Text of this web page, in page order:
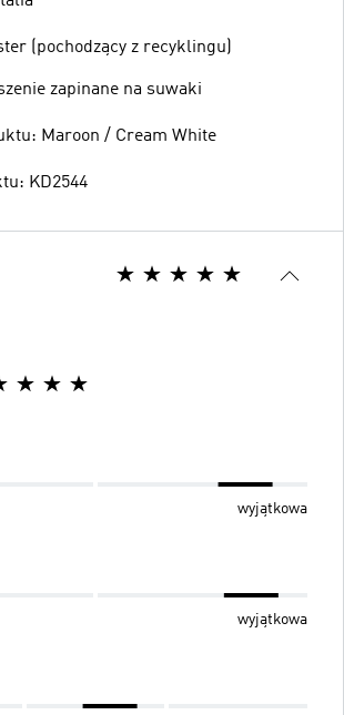
(pochodzący z recyklingu)
zapinane na suwaki
Maroon / Cream White
KD2544
wyjątkowa
wyjątkowa